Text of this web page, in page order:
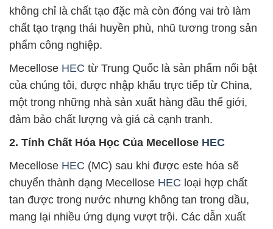
không chỉ là chất tạo đặc mà còn đóng vai trò làm
chất tạo trạng thái huyền phù, nhũ tương trong sản
phẩm công nghiệp.
Mecellose HEC từ Trung Quốc là sản phẩm nổi bật
của chúng tôi, được nhập khẩu trực tiếp từ China,
một trong những nhà sản xuất hàng đầu thế giới,
đảm bảo chất lượng và giá cả cạnh tranh.
2. Tính Chất Hóa Học Của Mecellose HEC
Mecellose HEC (MC) sau khi được este hóa sẽ
chuyển thành dạng Mecellose HEC loại hợp chất
tan được trong nước nhưng không tan trong dầu,
mang lại nhiều ứng dụng vượt trội. Các dẫn xuất